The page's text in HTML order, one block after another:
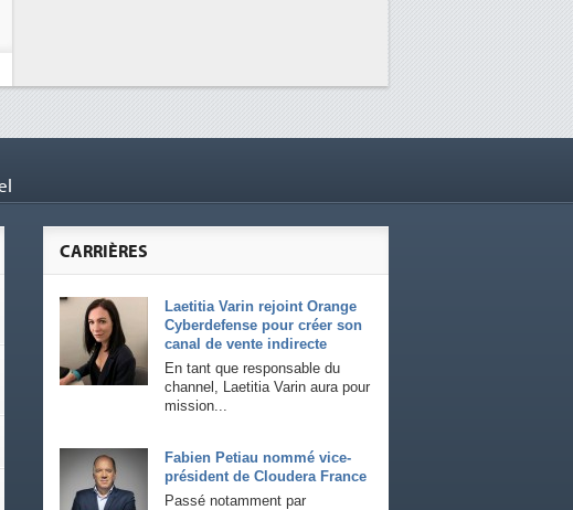
CARRIÈRES
Laetitia Varin rejoint Orange
Cyberdefense pour créer son
canal de vente indirecte
En tant que responsable du
channel, Laetitia Varin aura pour
mission...
Fabien Petiau nommé vice-
président de Cloudera France
Passé notamment par